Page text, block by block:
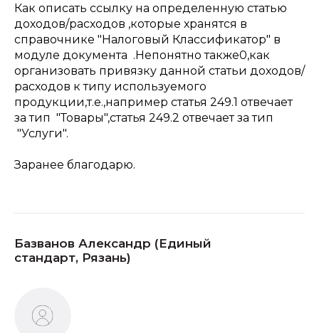
Как описать ссылку на определенную статью
доходов/расходов ,которые хранятся в
справочнике "Налоговый Классификатор" в
модуле документа .Непонятно также0,как
организовать привязку данной статьи доходов/
расходов к типу используемого
продукции,т.е.,например статья 249.1 отвечает
за тип "Товары",статья 249.2 отвечает за тип
"Услуги".
Заранее благодарю.
Базванов Александр (Единый
стандарт, Рязань)